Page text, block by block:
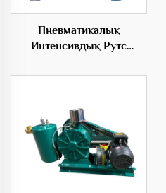
Пневматикалық
Интенсивдық Рутс
Қорытынды Root Бөлу